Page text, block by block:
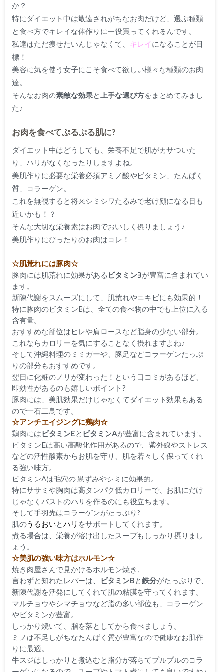
か？
特にダイエット中は敬遠されがちなお肉だけど、選ぶ種類
と食べ方でキレイな体作りに一役買ってくれるんです。
私達はただ痩せたいんじゃなくて、 キレイ になることが目
標！
美容に気を使う女子にこそ食べて欲しい様々な種類のお肉
達。
そんなお肉の素敵な効果と 上手な選び方をまとめてみまし
た♪
お肉を食べてぷるぷる肌に?
ダイエット中はどうしても、栄養不足で肌がカサついた
り、ハリがなくなったりしますよね。
美肌作りに必要な栄養必須アミノ酸やビタミン、たんぱく
質、コラーゲン。
これを無視すると将来シミシワたるみで老け顔になる日も
近いかも！？
そんな大切な栄養素はお肉でおいしく摂りましょう♪
美肌作りにぴったりのお肉はコレ！
☆肌荒れには豚肉☆
豚肉には肌荒れに効果がある ビタミンBが豊富に含まれてい
ます。
新陳代謝をスムーズにして、肌荒れやニキビにも効果的！
特に豚肉のビタミンBは、全ての食べ物の中でも上位に入る
含有量。
おすすめな部位は ヒレや肩ロースなど脂身の少ない部分。
これならカロリーを気にすることなく摂れますよね♪
そして沖縄料理のミミガーや、豚足などコラーゲンたっぷ
りの部分もおすすめです。
翌日に化粧のノリが変わった！という口コミがあるほど、
即効性があるのも嬉しいポイント?
豚肉には、美肌効果だけじゃなくてダイエット効果もある
ので一石二鳥です。
☆アンチエイジングに鶏肉☆
鶏肉には ビタミンEと ビタミンAが豊富に含まれています。
ビタミンEは高い高酸化作用があるので、紫外線やストレス
などの活性酸素からお肌を守り、肌を若々しく保ってくれ
る強い味方。
ビタミンAは毛穴の 黒ずみやシミ に効果的。
特にササミや胸肉は高タンパク低カロリーで、お肌にだけ
じゃなくバストのハリを作るのにも役立ちます。
そして手羽先はコラーゲンがたっぷり?
肌のうるおいとハリ をサポートしてくれます。
煮る場合は、栄養が溶け出したスープもしっかり摂りまし
ょう。
☆美肌の強い味方はホルモン☆
焼き肉屋さんで見かけるホルモン焼き。
言わずと知れたレバーは、
ビタミンBと鉄分がたっぷりで、
新陳代謝を活発にしてくれて肌の粘膜を守ってくれます。
マルチョウやシマチョウなど脂の多い部位も、コラーゲン
やビタミンが豊富。
しっかり焼いて、脂を落としてから食べましょう。
ミノは不足しがちなたんぱく質が豊富なので健康なお肌作
りに最適。
牛スジはしっかりと煮込むと脂分が落ちてプルプルのコラ